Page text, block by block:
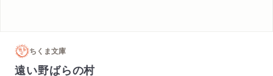
ちくま文庫
遠い野ばらの村